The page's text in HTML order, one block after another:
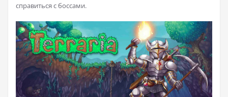
справиться с боссами.